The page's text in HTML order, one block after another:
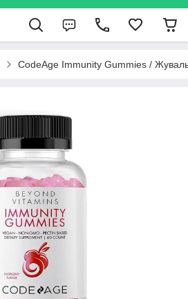
CodeAge Immunity Gummies /